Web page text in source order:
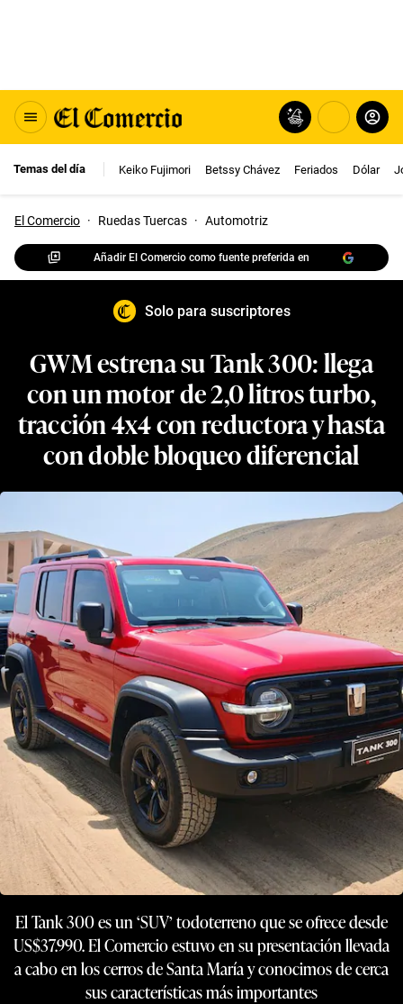
Temas del día Keiko Fujimori Betssy Chávez Feriados Dólar
El Comercio · Ruedas Tuercas · Automotriz
Añadir El Comercio como fuente preferida en
Solo para suscriptores
GWM estrena su Tank 300: llega
con un motor de 2,0 litros turbo,
tracción 4x4 con reductora y hasta
con doble bloqueo diferencial
El Tank 300 es un ‘SUV’ todoterreno que se ofrece desde
US$37.990. El Comercio estuvo en su presentación llevada
a cabo en los cerros de Santa María y conocimos de cerca
sus características más importantes